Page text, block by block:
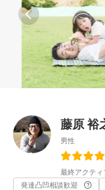
藤原 裕
男性
最終アクテ
発達凸凹相談歓迎